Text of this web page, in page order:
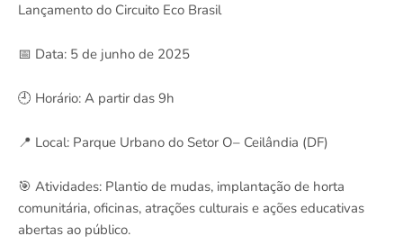
Lançamento do Circuito Eco Brasil
📅 Data: 5 de junho de 2025
🕘 Horário: A partir das 9h
📍 Local: Parque Urbano do Setor O– Ceilândia (DF)
🎯 Atividades: Plantio de mudas, implantação de horta
comunitária, oficinas, atrações culturais e ações educativas
abertas ao público.